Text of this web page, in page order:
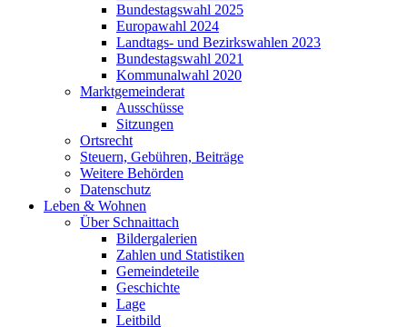
Bundestagswahl 2025
Europawahl 2024
Landtags- und Bezirkswahlen 2023
Bundestagswahl 2021
Kommunalwahl 2020
Marktgemeinderat
Ausschüsse
Sitzungen
Ortsrecht
Steuern, Gebühren, Beiträge
Weitere Behörden
Datenschutz
Leben & Wohnen
Über Schnaittach
Bildergalerien
Zahlen und Statistiken
Gemeindeteile
Geschichte
Lage
Leitbild